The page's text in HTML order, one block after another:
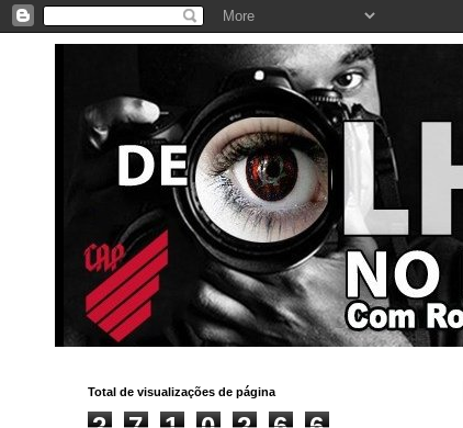
Total de visualizações de página